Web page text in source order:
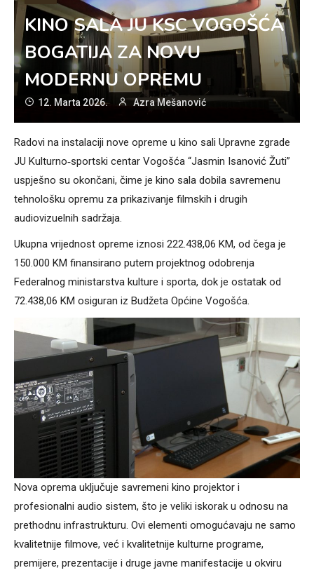
KINO SALA JU KSC VOGOŠĆA
BOGATIJA ZA NOVU
MODERNU OPREMU
12. Marta 2026. Azra Mešanović
Radovi na instalaciji nove opreme u kino sali Upravne zgrade
JU Kulturno‐sportski centar Vogošća “Jasmin Isanović Žuti”
uspješno su okončani, čime je kino sala dobila savremenu
tehnološku opremu za prikazivanje filmskih i drugih
audiovizuelnih sadržaja.
Ukupna vrijednost opreme iznosi 222.438,06 KM, od čega je
150.000 KM finansirano putem projektnog odobrenja
Federalnog ministarstva kulture i sporta, dok je ostatak od
72.438,06 KM osiguran iz Budžeta Općine Vogošća.
Nova oprema uključuje savremeni kino projektor i
profesionalni audio sistem, što je veliki iskorak u odnosu na
prethodnu infrastrukturu. Ovi elementi omogućavaju ne samo
kvalitetnije filmove, već i kvalitetnije kulturne programe,
premijere, prezentacije i druge javne manifestacije u okviru